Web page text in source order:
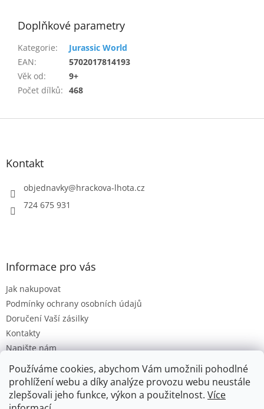
Používáme cookies, abychom Vám umožnili pohodlné
prohlížení webu a díky analýze provozu webu neustále
zlepšovali jeho funkce, výkon a použitelnost. Více
Doplňkové parametry
Kategorie:
Jurassic World
EAN:
5702017814193
Věk od:
9+
Počet dílků: 468
Z
Kontakt
objednavky@hrackova-lhota.cz
724 675 931
Informace pro vás
Jak nakupovat
Podmínky ochrany osobních údajů
Doručení Vaší zásilky
Kontakty
Napište nám
Hodnocení obchodu
Moje objednávka